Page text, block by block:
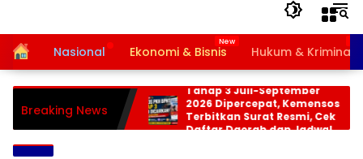
HomeNasional Ekonomi & Bisnis Hukum & Kriminal
Breaking News
Bansos PKH dan BPNT
Tahap 3 Juli-September
2026 Dipercepat, Kemensos
Terbitkan Surat Resmi, Cek
Daftar Daerah dan Jadwal